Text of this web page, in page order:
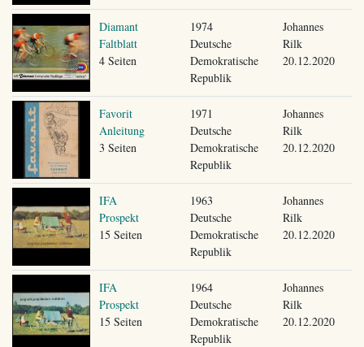
Diamant
Faltblatt
4 Seiten
1974
Deutsche
Demokratische
Republik
Johannes
Rilk
20.12.2020
Favorit
Anleitung
3 Seiten
1971
Deutsche
Demokratische
Republik
Johannes
Rilk
20.12.2020
IFA
Prospekt
15 Seiten
1963
Deutsche
Demokratische
Republik
Johannes
Rilk
20.12.2020
IFA
Prospekt
15 Seiten
1964
Deutsche
Demokratische
Republik
Johannes
Rilk
20.12.2020